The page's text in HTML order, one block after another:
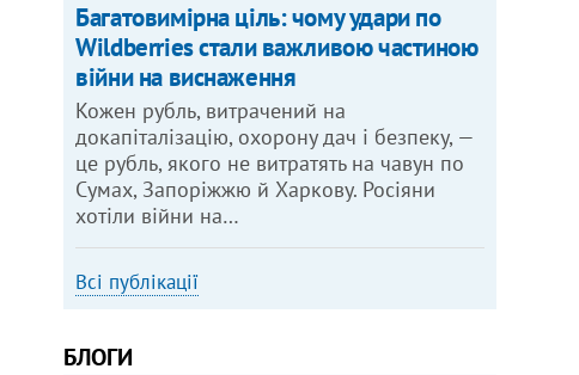
Багатовимірна ціль: чому удари по
Wildberries стали важливою частиною
війни на виснаження
Кожен рубль, витрачений на
докапіталізацію, охорону дач і безпеку, —
це рубль, якого не витратять на чавун по
Сумах, Запоріжжю й Харкову. Росіяни
хотіли війни на…
Всі публікації
БЛОГИ